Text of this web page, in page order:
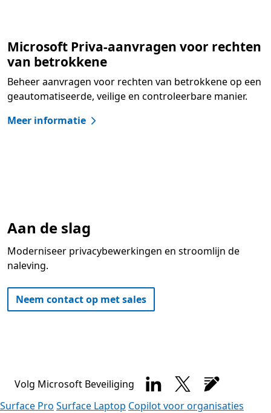
Microsoft Priva-aanvragen voor rechten
van betrokkene
Beheer aanvragen voor rechten van betrokkene op een
geautomatiseerde, veilige en controleerbare manier.
Meer informatie
Aan de slag
Moderniseer privacybewerkingen en stroomlijn de
naleving.
Neem contact op met sales
Volg Microsoft Beveiliging
Surface Pro Surface Laptop Copilot voor organisaties